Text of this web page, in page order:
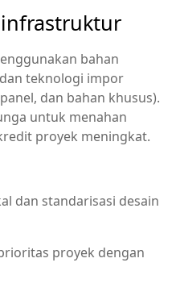
bahan
teknologi impor
dan bahan khusus).
untuk menahan
proyek meningkat.
dan standarisasi desain
proyek dengan